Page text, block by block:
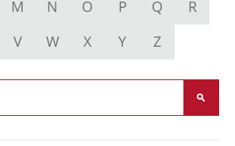
M N O P Q
R
V W X Y Z